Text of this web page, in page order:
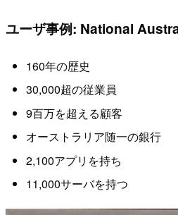
ユーザ事例: National
160年の歴史
30,000超の従業員
9百万を超える顧客
オーストラリア随一の銀行
2,100アプリを持ち
11,000サーバを持つ